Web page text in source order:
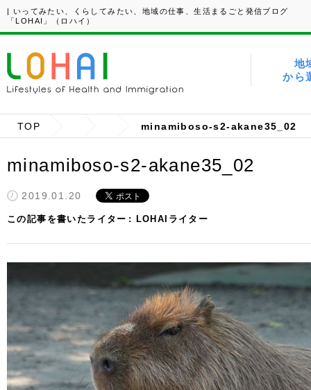
| いってみたい、くらしてみたい、地域の仕事、生活まるごと発信ブログ
「LOHAI」（ロハイ）
地
から
TOP minamiboso-s2-akane35_02
minamiboso-s2-akane35_02
2019.01.20
この記事を書いたライター LOHAIライター